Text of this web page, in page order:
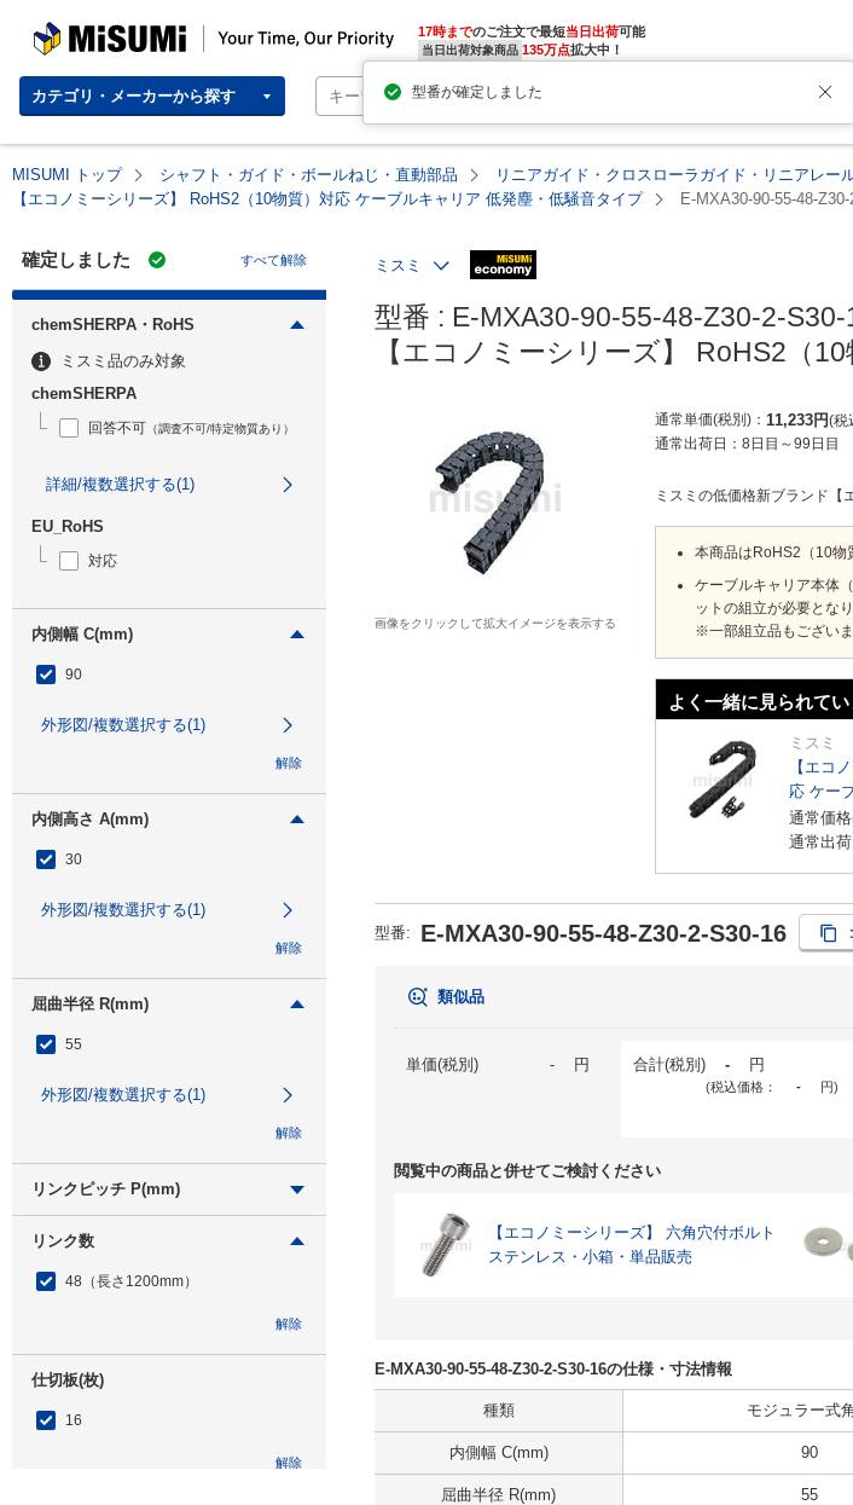
MISUMI | Your Time, Our Priority 17時までのご注文で最短当日出荷
当日出荷対象商品 135万点拡大中！
カテゴリ・メーカーから探す
MISUMI トップ シャフト・ガイド・ボールねじ・直動部品 リニアガイド・クロスローラガイド・リニアレー
【エコノミーシリーズ】 RoHS2（10物質）対応 ケーブルキャリア 低発塵・低騒音タイプ
E-MXA30-90-55-48-
確定しました すべて解除
chemSHERPA・RoHS
ミスミ品のみ対象
chemSHERPA
回答不可 （調査不可/特定物質あり）
詳細/複数選択する(1)
EU_RoHS
対応
内側幅 C(mm)
90
外形図/複数選択する(1)
解除
内側高さ A(mm)
30
外形図/複数選択する(1)
解除
屈曲半径 R(mm)
55
外形図/複数選択する(1)
解除
リンクピッチ P(mm)
外形図/複数選択する(1)
解除
リンク数
48（長さ1200mm）
解除
仕切板(枚)
16
解除
ミスミ
型番 : E-MXA30-90-55-48-Z30-2-S30-
【エコノミーシリーズ】 RoHS2（
画像をクリックして拡大イメージを表示する
通常単価(税別) 11,233円 税
通常出荷日： 8日目 ～99日目
ミスミの低価格新ブランド【
本商品はRoHS2（10物
ケーブルキャリア本体
ットの組立が必要となり
※一部組立品もござい
よく一緒に見られて
ミスミ
【エコ
応 ケー
イプ
通常価格
通常出
型番: E-MXA30-90-55-48-Z30-2-S30-16
類似品
単価(税別) - 円 合計(税別) - 円
(税込価格： - 円)
閲覧中の商品と併せてご検討ください
【エコノミーシリーズ】 六角穴付ボルト
ステンレス・小箱・単品販売
E-MXA30-90-55-48-Z30-2-S30-16の仕様・寸法情報
種類 モジュラー式
内側幅 C(mm) 90
屈曲半径 R(mm) 55